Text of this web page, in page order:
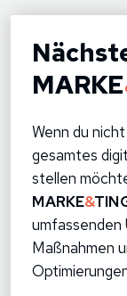
MARKE
Wenn du
gesamtes
stellen
MARKE&
umfassenden
Maßnahmen